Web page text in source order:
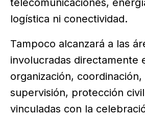
logística ni conectividad.
Tampoco alcanzará a las
involucradas directamente
organización, coordinación,
supervisión, protección
vinculadas con la